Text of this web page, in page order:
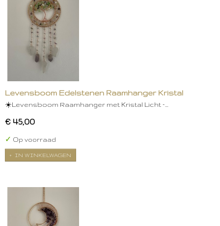
Levensboom Edelstenen Raamhanger Kristal
☀️Levensboom Raamhanger met Kristal Licht –…
€ 45,00
✓ Op voorraad
IN WINKELWAGEN